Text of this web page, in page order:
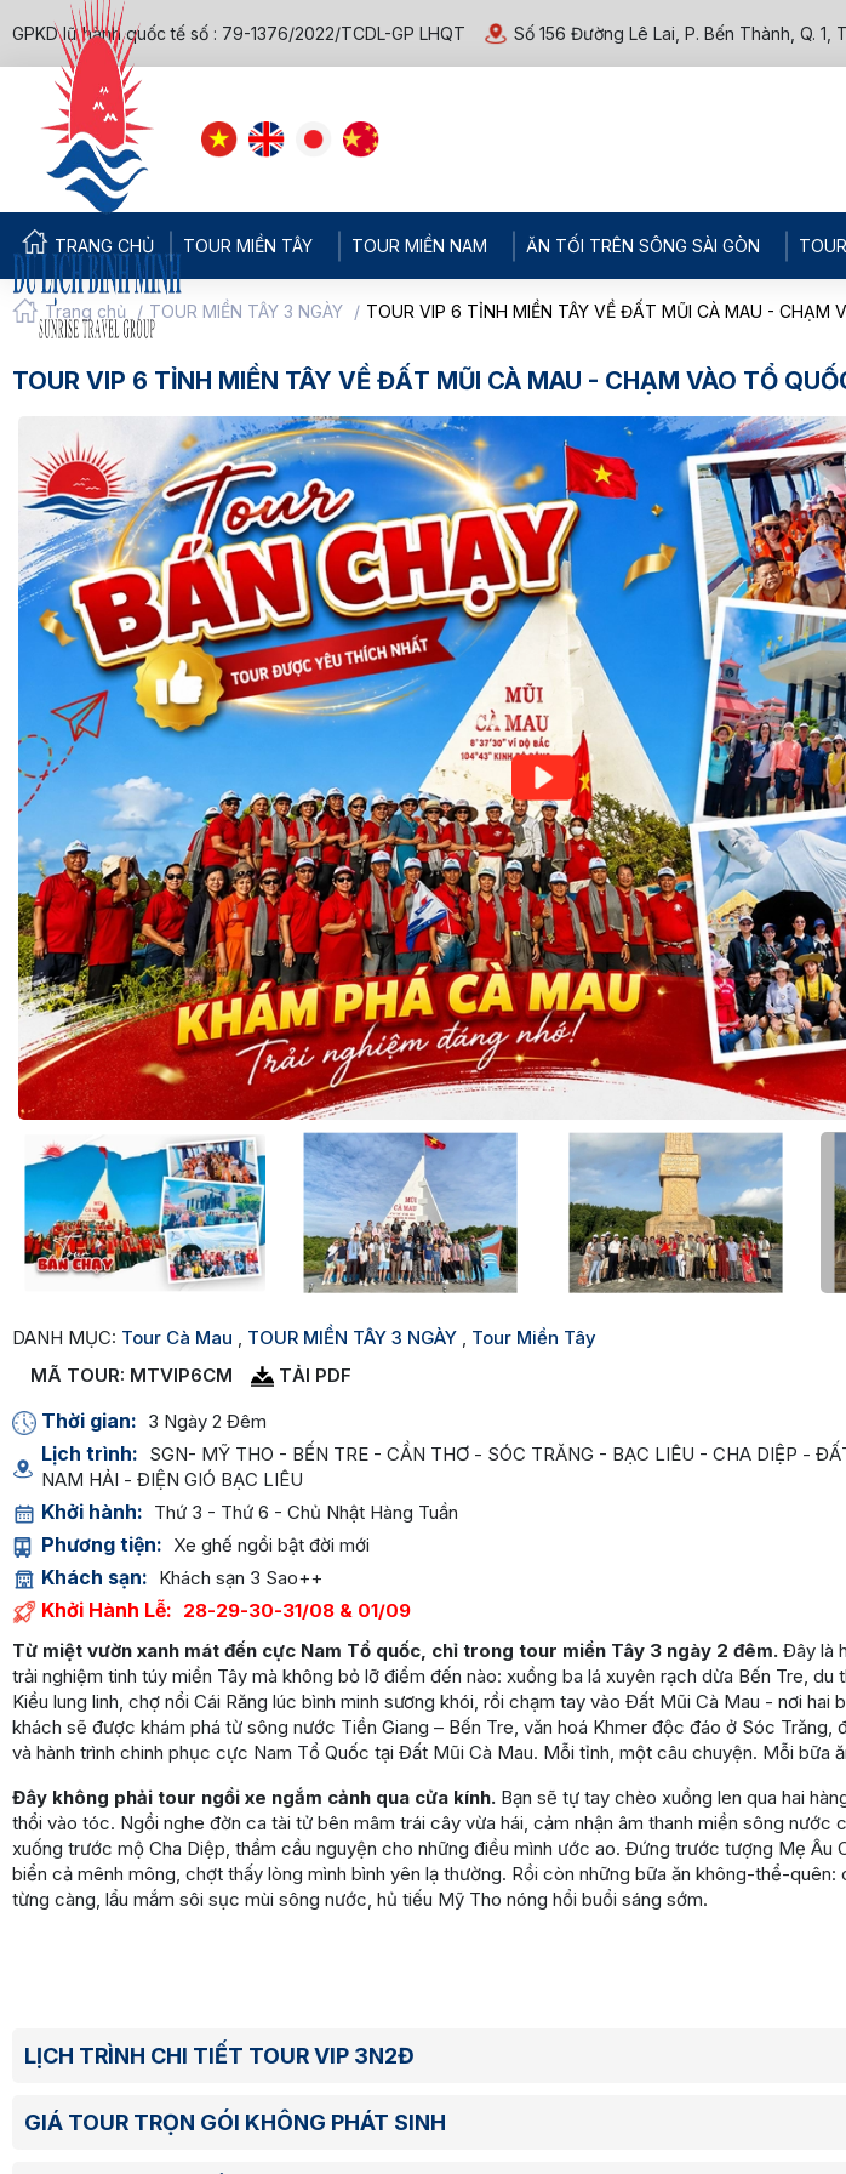
GPKD lữ hành quốc tế số : 79-1376/2022/TCDL-GP LHQT Số 156 Đường Lê Lai, P. Bến Thành, Q. 1,
TRANG CHỦ TOUR MIỀN TÂY TOUR MIỀN NAM ĂN TỐI TRÊN SÔNG SÀI GÒN
Trang chủ / TOUR MIỀN TÂY 3 NGÀY / TOUR VIP 6 TỈNH MIỀN TÂY VỀ ĐẤT MŨI CÀ MAU - CHẠM
TOUR VIP 6 TỈNH MIỀN TÂY VỀ ĐẤT MŨI CÀ MAU - CHẠM VÀO TỔ
DANH MỤC: Tour Cà Mau , TOUR MIỀN TÂY 3 NGÀY , Tour Miền Tây
MÃ TOUR: MTVIP6CM TẢI PDF
Thời gian: 3 Ngày 2 Đêm
Lịch trình: SGN- MỸ THO - BẾN TRE - CẦN THƠ - SÓC TRĂNG - BẠC LIÊU - CHA DIỆP -
NAM HẢI - ĐIỆN GIÓ BẠC LIÊU
Khởi hành: Thứ 3 - Thứ 6 - Chủ Nhật Hàng Tuần
Phương tiện: Xe ghế ngồi bật đời mới
Khách sạn: Khách sạn 3 Sao++
Khởi Hành Lễ: 28-29-30-31/08 & 01/09
Từ miệt vườn xanh mát đến cực Nam Tổ quốc, chỉ trong tour miền Tây 3 ngày 2 đêm. Đây là
trải nghiệm tinh túy miền Tây mà không bỏ lỡ điểm đến nào: xuồng ba lá xuyên rạch dừa Bến Tre, du
Kiều lung linh, chợ nổi Cái Răng lúc bình minh sương khói, rồi chạm tay vào Đất Mũi Cà Mau - nơi hai
khách sẽ được khám phá từ sông nước Tiền Giang – Bến Tre, văn hoá Khmer độc đáo ở Sóc Trăng,
và hành trình chinh phục cực Nam Tổ Quốc tại Đất Mũi Cà Mau. Mỗi tỉnh, một câu chuyện. Mỗi bữa
Đây không phải tour ngồi xe ngắm cảnh qua cửa kính. Bạn sẽ tự tay chèo xuồng len qua hai
thổi vào tóc. Ngồi nghe đờn ca tài tử bên mâm trái cây vừa hái, cảm nhận âm thanh miền sông nước
xuống trước mộ Cha Diệp, thầm cầu nguyện cho những điều mình ước ao. Đứng trước tượng Mẹ Âu
biển cả mênh mông, chợt thấy lòng mình bình yên lạ thường. Rồi còn những bữa ăn không-thể-quên:
từng càng, lẩu mắm sôi sục mùi sông nước, hủ tiếu Mỹ Tho nóng hổi buổi sáng sớm.
LỊCH TRÌNH CHI TIẾT TOUR VIP 3N2Đ
GIÁ TOUR TRỌN GÓI KHÔNG PHÁT SINH